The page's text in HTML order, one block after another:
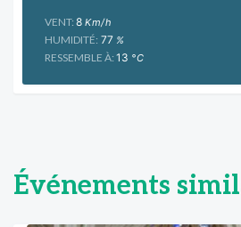
VENT: 8 Km/h
HUMIDITÉ: 77 %
RESSEMBLE À: 13 °C
Événements